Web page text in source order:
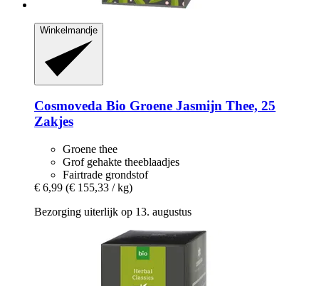
Winkelmandje
Cosmoveda Bio Groene Jasmijn Thee, 25
Zakjes
Groene thee
Grof gehakte theeblaadjes
Fairtrade grondstof
€ 6,99 (€ 155,33 / kg)
Bezorging uiterlijk op 13. augustus